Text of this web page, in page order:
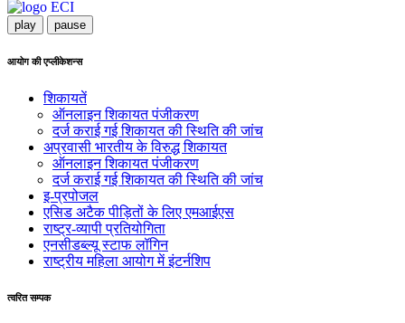
play pause
आयोग की एप्लीकेशन्स
शिकायतें
ऑनलाइन शिकायत पंजीकरण
दर्ज कराई गई शिकायत की स्थिति की जांच
अप्रवासी भारतीय के विरुद्ध शिकायत
ऑनलाइन शिकायत पंजीकरण
दर्ज कराई गई शिकायत की स्थिति की जांच
इ-प्रपोजल
एसिड अटैक पीड़ितों के लिए एमआईएस
राष्ट्र-व्यापी प्रतियोगिता
एनसीडब्ल्यू स्टाफ लॉगिन
राष्ट्रीय महिला आयोग में इंटर्नशिप
त्वरित सम्पक